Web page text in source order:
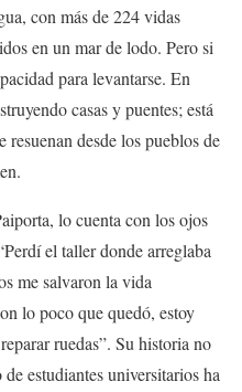
con más de 224 vidas
en un mar de lodo. Pero si
para levantarse. En
casas y puentes; está
resuenan desde los pueblos de
lo cuenta con los ojos
el taller donde arreglaba
me salvaron la vida
lo poco que quedó, estoy
ruedas”. Su historia no
estudiantes universitarios ha